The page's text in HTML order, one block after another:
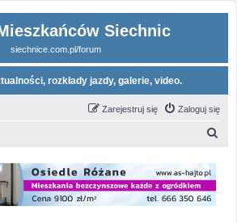
Siechnic
siechnice.com.pl/forum
rozkłady jazdy, galerie, video.
Zaloguj się
Zarejestruj się